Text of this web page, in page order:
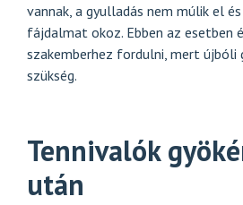
vannak, a gyulladás nem múlik el
fájdalmat okoz. Ebben az esetben
szakemberhez fordulni, mert újbóli
szükség.
Tennivalók
után